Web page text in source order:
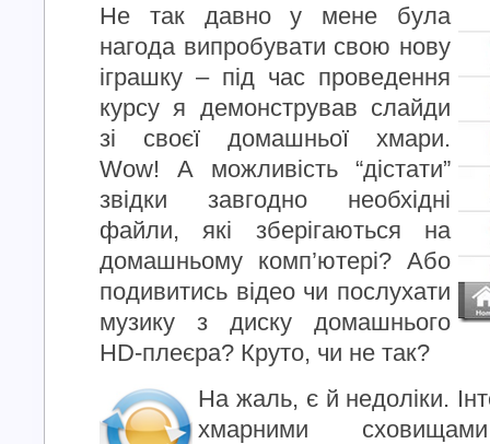
Не так давно у мене була
нагода випробувати свою нову
іграшку – під час проведення
курсу я демонстрував слайди
зі своєї домашньої хмари.
Wow! А можливість “дістати”
звідки завгодно необхідні
файли, які зберігаються на
домашньому комп’ютері? Або
подивитись відео чи послухати
музику з диску домашнього
HD-плеєра? Круто, чи не так?
На жаль, є й недоліки.
хмарними